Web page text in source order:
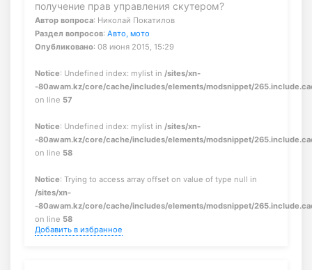
получение прав управления скутером?
Автор вопроса: Николай Покатилов
Раздел вопросов: Авто, мото
Опубликовано: 08 июня 2015, 15:29
Notice: Undefined index: mylist in /sites/xn-
-80awam.kz/core/cache/includes/elements/modsnippet/
on line 57
Notice: Undefined index: mylist in /sites/xn-
-80awam.kz/core/cache/includes/elements/modsnippet/
on line 58
Notice: Trying to access array offset on value of type null in
/sites/xn-
-80awam.kz/core/cache/includes/elements/modsnippet/
on line 58
Добавить в избранное